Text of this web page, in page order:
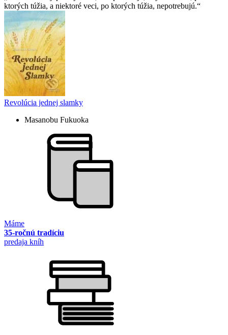
ktorých túžia, a niektoré veci, po ktorých túžia, nepotrebujú.
Revolúcia jednej slamky
Masanobu Fukuoka
Máme
35-ročnú tradíciu
predaja kníh